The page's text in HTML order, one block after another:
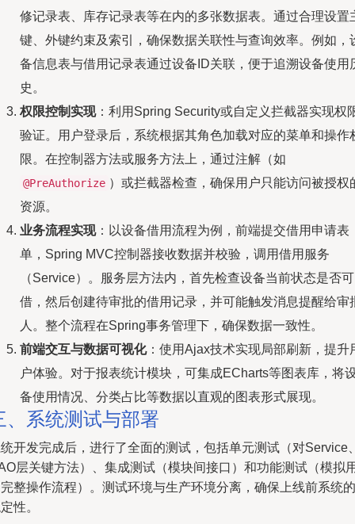
修记录表、库存记录表等在内的多张数据表。通过合理设置
键、外键约束及索引，确保数据关联性与查询效率。例如，
备信息表与借用记录表通过设备ID关联，便于追溯设备使用
史。
权限控制实现：利用Spring Security或自定义拦截器实现权
验证。用户登录后，系统根据其角色加载对应的菜单和操作
限。在控制器方法或服务方法上，通过注解（如
@PreAuthorize ）或拦截器检查，确保用户只能访问被授权
资源。
业务流程实现：以设备借用流程为例，前端提交借用申请表
单，Spring MVC控制器接收数据并校验，调用借用服务
（Service）。服务层方法内，首先检查设备当前状态是否可
借，然后创建待审批的借用记录，并可能触发消息提醒给审
人。整个流程在Spring事务管理下，确保数据一致性。
前端交互与数据可视化：使用Ajax技术实现局部刷新，提升
户体验。对于报表统计模块，可集成ECharts等图表库，将
备使用情况、分类占比等数据以直观的图表形式展现。
、系统测试与部署
开发完成后，进行了全面的测试，包括单元测试（对Service
层关键方法）、集成测试（模块间接口）和功能测试（模拟
整操作流程）。测试环境与生产环境分离，确保上线前系统的
性。